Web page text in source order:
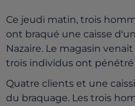
Ce jeudi matin, trois
ont braqué une caisse
Nazaire. Le magasin
trois individus ont
Quatre clients et une
du braquage. Les trois